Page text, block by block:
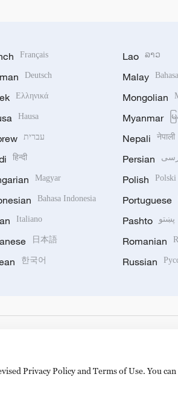
Français
Deutsch
Ελληνικά
Hausa
עברית
हिन्दी
Magyar
Bahasa Indonesia
Italiano
日本語
한국어
Lao ລາວ
Malay
Mongolian
Myanmar
Nepali नेपाली
Persian
Polish Polski
Portuguese
Pashto پښتو
Romanian
Russian
Privacy Policy and Terms of Use. You